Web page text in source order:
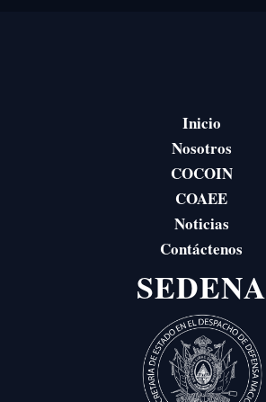
Inicio
Nosotros
COCOIN
COAEE
Noticias
Contáctenos
SEDENA